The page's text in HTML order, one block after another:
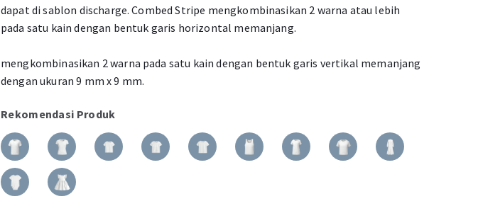
dapat di sablon discharge. Combed Stripe mengkombinasikan 2 warna atau lebih
pada satu kain dengan bentuk garis horizontal memanjang.
mengkombinasikan 2 warna pada satu kain dengan bentuk garis vertikal memanjang
dengan ukuran 9 mm x 9 mm.
Rekomendasi Produk